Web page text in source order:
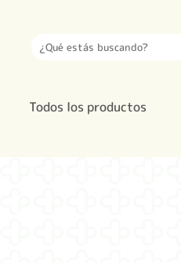
contenido
Buscar
por:
Todos los productos